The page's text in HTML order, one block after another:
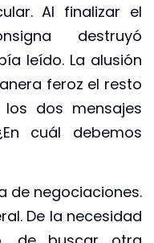
Al finalizar el
destruyó
leído. La alusión
feroz el resto
dos mensajes
cuál debemos
de negociaciones.
De la necesidad